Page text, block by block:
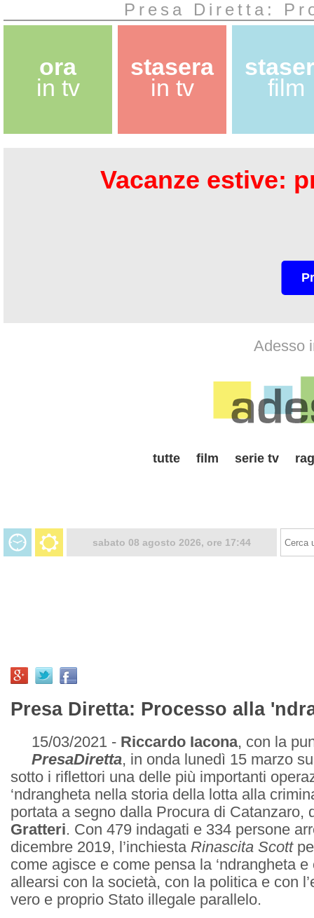
Presa Diretta:
ora
in tv
stasera
in tv
film
Vacanze estive:
Adesso
tutte film serie tv
sabato 08 agosto 2026, ore 17:44
Presa Diretta: Processo alla
15/03/2021 - Riccardo Iacona, con la
PresaDiretta, in onda lunedì 15 marzo
sotto i riflettori una delle più importanti
‘ndrangheta nella storia della lotta alla
portata a segno dalla Procura di Catanzaro,
Gratteri. Con 479 indagati e 334 persone
dicembre 2019, l’inchiesta Rinascita Scott
come agisce e come pensa la ‘ndrangheta
allearsi con la società, con la politica e con
vero e proprio Stato illegale parallelo.